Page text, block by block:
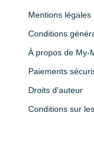
Mentions légales
Conditions
À propos de My-
Paiements
Droits d'auteur
Conditions sur